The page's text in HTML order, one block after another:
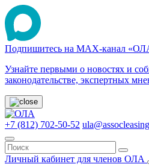
Подпишитесь на МАХ-канал
Узнайте первыми о новостях и
законодательстве, экспертных
+7 (812) 702-50-52
Личный кабинет для членов ОЛА